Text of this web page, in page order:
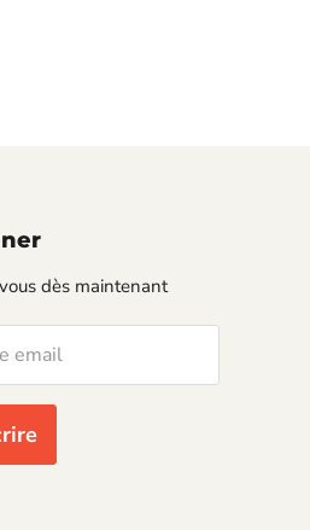
dès maintenant
email